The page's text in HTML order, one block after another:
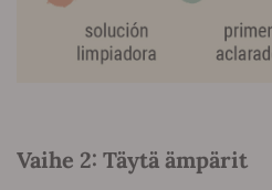
Vaihe 2: Täytä ämpärit